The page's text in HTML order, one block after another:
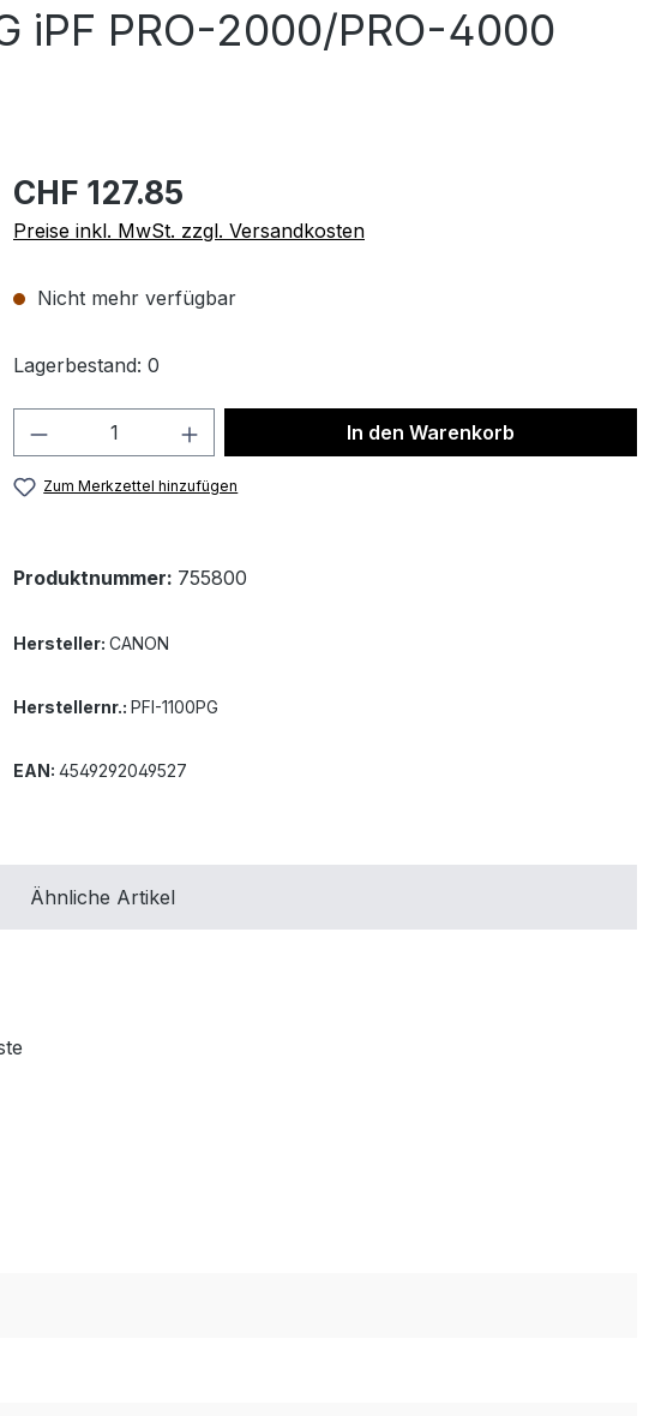
iPF PRO-2000/PRO-4000
CHF 127.85
Preise inkl. MwSt. zzgl. Versandkosten
Nicht mehr verfügbar
Lagerbestand: 0
Produkt Anzahl: Gib den gewünschten Wert
In den Warenkorb
Zum Merkzettel hinzufügen
Produktnummer: 755800
Hersteller: CANON
Herstellernr.: PFI-1100PG
EAN: 4549292049527
Ähnliche Artikel